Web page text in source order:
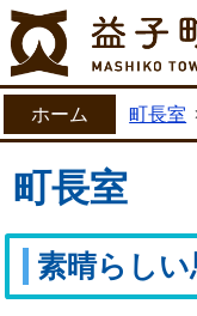
ホーム 町長室
町長室
素晴らし